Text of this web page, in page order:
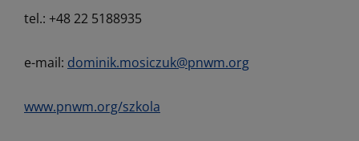
tel.: +48 22 5188935
e-mail: dominik.mosiczuk@pnwm.org
www.pnwm.org/szkola